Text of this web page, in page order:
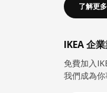
了解更多
IKEA 企
免費加入
我們成為你